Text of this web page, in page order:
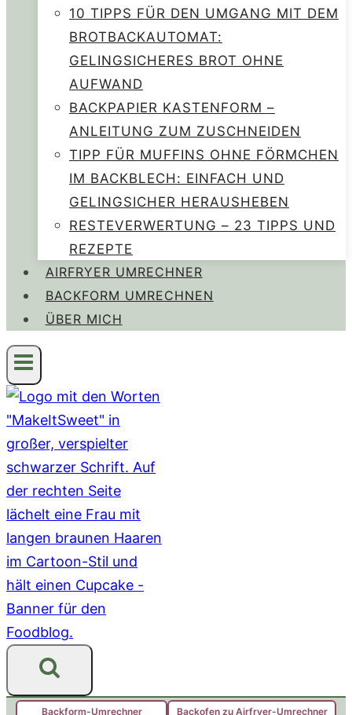
10 TIPPS FÜR DEN UMGANG MIT DEM
BROTBACKAUTOMAT:
GELINGSICHERES BROT OHNE
AUFWAND
BACKPAPIER KASTENFORM –
ANLEITUNG ZUM ZUSCHNEIDEN
TIPP FÜR MUFFINS OHNE FÖRMCHEN
IM BACKBLECH: EINFACH UND
GELINGSICHER HERAUSHEBEN
RESTEVERWERTUNG – 23 TIPPS UND
REZEPTE
AIRFRYER UMRECHNER
BACKFORM UMRECHNEN
ÜBER MICH
Backform-Umrechner Backofen zu Airfryer-Umrechner